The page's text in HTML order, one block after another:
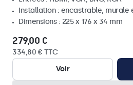
Installation : encastrable, murale
Dimensions : 225 x 176 x 34 mm
279,00 €
334,80 € TTC
Voir